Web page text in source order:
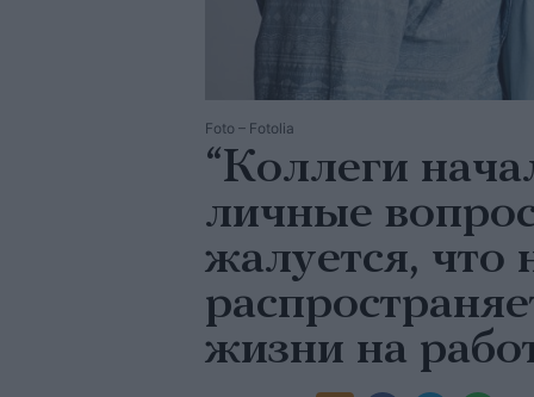
Foto – Fotolia
“Коллеги
личные
жалуется, что
жизни на